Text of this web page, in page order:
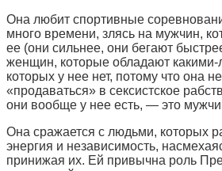
Она любит спортивные
много времени, злясь на мужчин,
ее (они сильнее, они бегают
женщин, которые обладают какими-
которых у нее нет, потому что она
«продаваться» в сексистское
они вообще у нее есть, — это
Она сражается с людьми, которых
энергия и независимость,
принижая их. Ей привычна роль